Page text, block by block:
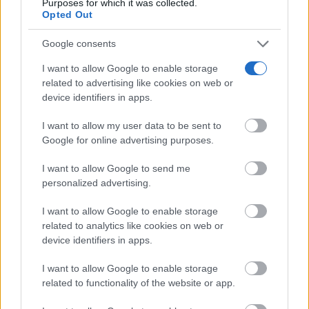
Purposes for which it was collected.
Opted Out
Google consents
I want to allow Google to enable storage
related to advertising like cookies on web or
device identifiers in apps.
I want to allow my user data to be sent to
Google for online advertising purposes.
I want to allow Google to send me
personalized advertising.
I want to allow Google to enable storage
related to analytics like cookies on web or
device identifiers in apps.
I want to allow Google to enable storage
related to functionality of the website or app.
Corepunk MMORPG
Un verdadero MMORPG de la vieja escuela ¡Cómo los
DISCOVER WITH
ITECAM busca nuevos profesionales en
08/08/2026
y busca ingenieros para sus...
08/08/2026